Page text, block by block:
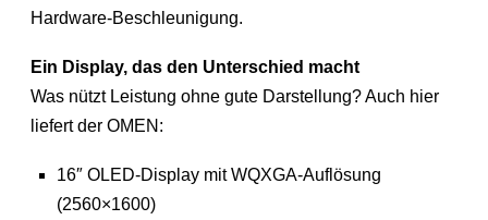
Hardware-Beschleunigung.
Ein Display, das den Unterschied macht
Was nützt Leistung ohne gute Darstellung? Auch hier
liefert der OMEN:
16″ OLED-Display mit WQXGA-Auflösung
(2560×1600)